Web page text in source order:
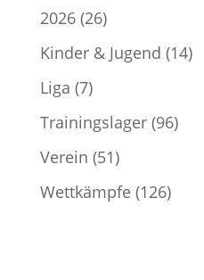
2026(26)
Kinder & Jugend (14)
Liga (7)
Trainingslager(96)
Verein (51)
Wettkämpfe(126)